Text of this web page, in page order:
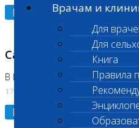
Врачам и
Для
Для
Книга
Правила
Подробнее
Санитарный день
В Бутово
17.07.2026
Подробнее